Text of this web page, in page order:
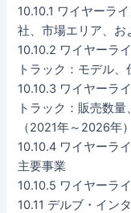
10.10.1 ワイヤーラ
社、市場エリア、お
10.10.2 ワイヤーラ
トラック：モデル
10.10.3 ワイヤーラ
トラック：販売数
（2021年～2026年）
10.10.4 ワイヤーラ
主要事業
10.10.5 ワイヤーラ
10.11 デルブ・イン